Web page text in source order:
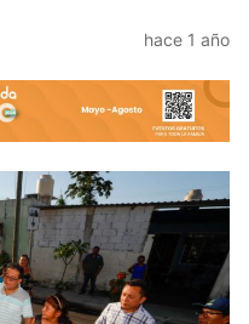
hace 1 año